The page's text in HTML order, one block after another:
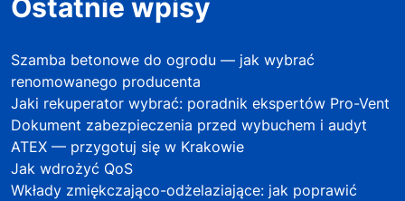
Ostatnie wpisy
Szamba betonowe do ogrodu — jak wybrać
renomowanego producenta
Jaki rekuperator wybrać: poradnik ekspertów Pro-Vent
Dokument zabezpieczenia przed wybuchem i audyt
ATEX — przygotuj się w Krakowie
Jak wdrożyć QoS
Wkłady zmiękczająco-odżelaziające: jak poprawić